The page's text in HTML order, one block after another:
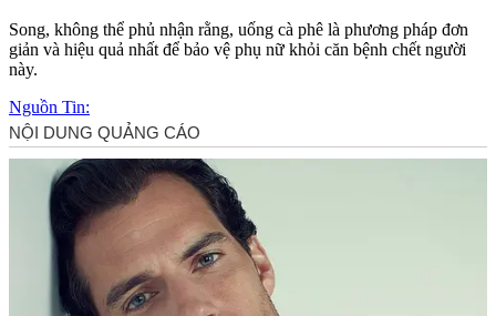
Song, không thể phủ nhận rằng, uống cà phê là phương pháp đơn
giản và hiệu quả nhất để bảo vệ phụ nữ khỏi căn bệnh chết người
này.
Nguồn Tin: